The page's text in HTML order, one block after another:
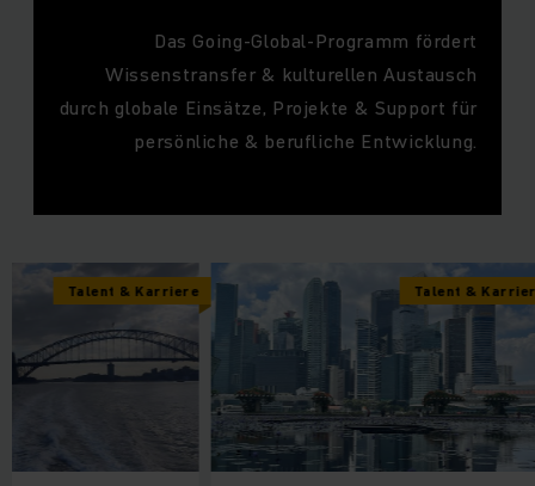
Das Going-Global-Programm fördert
Wissenstransfer & kulturellen Austausch
durch globale Einsätze, Projekte & Support für
persönliche & berufliche Entwicklung.
Talent & Karriere Talent &